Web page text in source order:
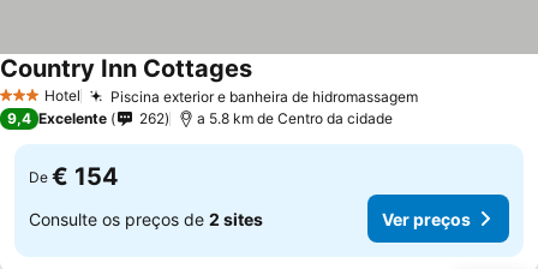
3 EstrelasHotel Piscina exterior e banheira de hidromassagem
Country Inn Cottages
9,4 Excelente 262 a 5.8 km de Centro da cidade
De € 154
Consulte os preços de 2 sites Ver preços